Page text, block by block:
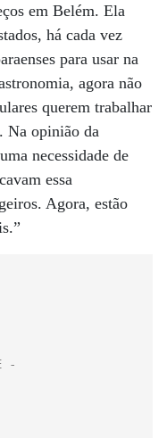
em Belém. Ela
há cada vez
para usar na
agora não
querem trabalhar
Na opinião da
necessidade de
essa
Agora, estão